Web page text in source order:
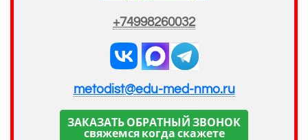
+74998260032
metodist@edu-med-nmo.ru
ЗАКАЗАТЬ ОБРАТНЫЙ ЗВОНОК
свяжемся когда скажете